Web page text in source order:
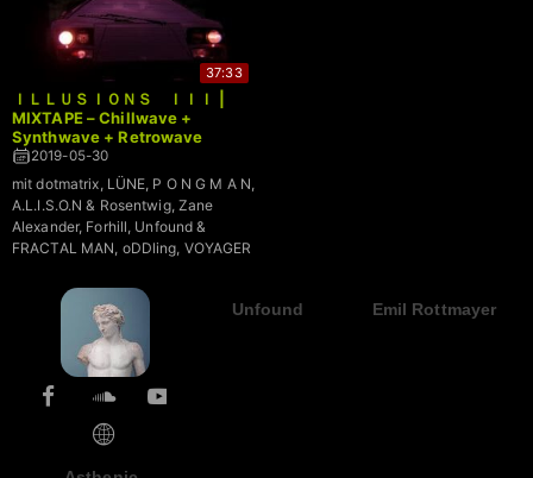
37:33
ＩＬＬＵＳＩＯＮＳ ＩＩＩ |
MIXTAPE – Chillwave +
Synthwave + Retrowave
2019-05-30
mit dotmatrix, LÜNE, P O N G M A N,
A.L.I.S.O.N & Rosentwig, Zane
Alexander, Forhill, Unfound &
FRACTAL MAN, oDDling, VOYAGER
Unfound Emil Rottmayer